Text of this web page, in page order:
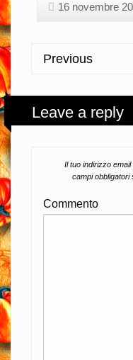
16 novembre
Previous
Leave a reply
Il tuo indirizzo
campi
Commento